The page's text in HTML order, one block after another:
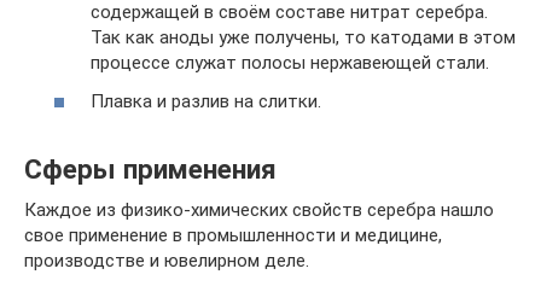
содержащей в своём составе нитрат серебра.
Так как аноды уже получены, то катодами в этом
процессе служат полосы нержавеющей стали.
Плавка и разлив на слитки.
Сферы применения
Каждое из физико-химических свойств серебра нашло
свое применение в промышленности и медицине,
производстве и ювелирном деле.